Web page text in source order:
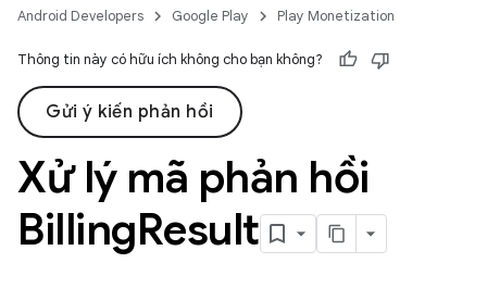
Android Developers Google Play Play Monetization
Thông tin này có hữu ích không cho bạn không?
Gửi ý kiến phản hồi
Xử lý mã phản hồi
BillingResult